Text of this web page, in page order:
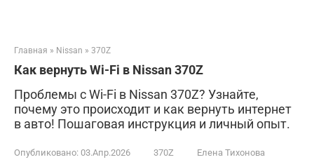
Главная » Nissan » 370Z
Как вернуть Wi-Fi в Nissan 370Z
Проблемы с Wi-Fi в Nissan 370Z? Узнайте,
почему это происходит и как вернуть интернет
в авто! Пошаговая инструкция и личный опыт.
Опубликовано: 03.Апр.2026 370Z Елена Тихонова